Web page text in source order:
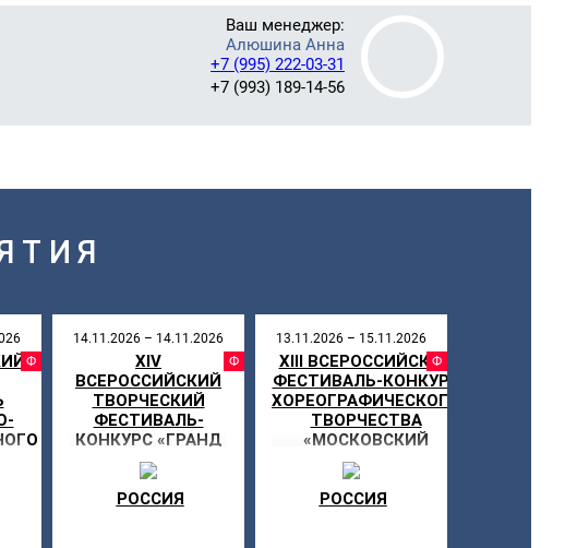
Ваш менеджер:
Алюшина Анна
+7 (995) 222-03-31
+7 (993) 189-14-56
ФЕСТИВАЛЬ
14.11.2026 – 14.11.2026
ФЕСТИВАЛЬ
XIV
ВСЕРОССИЙСКИЙ
ТВОРЧЕСКИЙ
ФЕСТИВАЛЬ-
КОНКУРС «ГРАНД
БРАВО»
РОССИЯ
13.11.2026 – 15.11.2026
XIII ВСЕРОССИЙСКИЙ
ФЕСТИВАЛЬ-КОНКУРС
ХОРЕОГРАФИЧЕСКОГО
ТВОРЧЕСТВА
«МОСКОВСКИЙ
ЗВЕЗДОПАД»
РОССИЯ